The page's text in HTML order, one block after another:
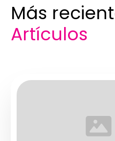
Más
Artículos